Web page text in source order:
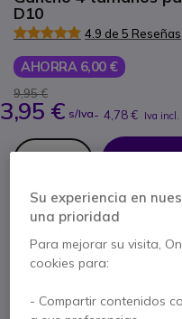
D10
4.9 de 5 Reseñas
AHORRA 6,00 €
9,95 €
3,95 € s/Iva- 4,78 € Iva incl.
Cantidad
No está disponible
2 años de garantía
Su experiencia en
una prioridad
Para mejorar su visita,
cookies para:
- Compartir contenidos